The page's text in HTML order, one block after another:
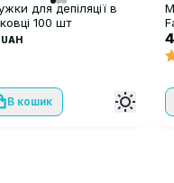
для депіляції в
100 шт
UAH
В кошик
M